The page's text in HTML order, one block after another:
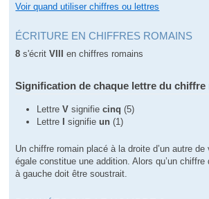
Voir quand utiliser chiffres ou lettres
ÉCRITURE EN CHIFFRES ROMAINS
8 s'écritVIII en chiffres romains
Signification de chaque lettre du chiffre
LettreV signifiecinq (5)
Lettre
signifieun (1)
Un chiffre romain placé à la droite d’un autre
égale constitue une addition. Alors qu’un
à gauche doit être soustrait.